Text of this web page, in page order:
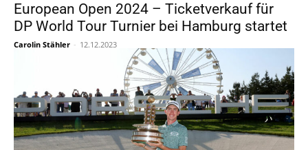
European Open 2024 – Ticketverkauf für
DP World Tour Turnier bei Hamburg startet
Carolin Stähler - 12.12.2023